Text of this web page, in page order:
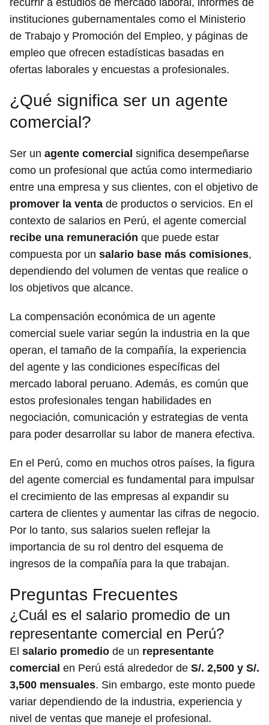
instituciones gubernamentales como el Ministerio
de Trabajo y Promoción del Empleo, y páginas de
empleo que ofrecen estadísticas basadas en
ofertas laborales y encuestas a profesionales.
¿Qué significa ser un agente
comercial?
Ser un agente comercial significa desempeñarse
como un profesional que actúa como intermediario
entre una empresa y sus clientes, con el objetivo de
promover la venta de productos o servicios. En el
contexto de salarios en Perú, el agente comercial
recibe una remuneración que puede estar
compuesta por un salario base más comisiones,
dependiendo del volumen de ventas que realice o
los objetivos que alcance.
La compensación económica de un agente
comercial suele variar según la industria en la que
operan, el tamaño de la compañía, la experiencia
del agente y las condiciones específicas del
mercado laboral peruano. Además, es común que
estos profesionales tengan habilidades en
negociación, comunicación y estrategias de venta
para poder desarrollar su labor de manera efectiva.
En el Perú, como en muchos otros países, la figura
del agente comercial es fundamental para impulsar
el crecimiento de las empresas al expandir su
cartera de clientes y aumentar las cifras de negocio.
Por lo tanto, sus salarios suelen reflejar la
importancia de su rol dentro del esquema de
ingresos de la compañía para la que trabajan.
Preguntas Frecuentes
¿Cuál es el salario promedio de un
representante comercial en Perú?
El salario promedio de un representante
comercial en Perú está alrededor de S/. 2,500 y S/.
3,500 mensuales. Sin embargo, este monto puede
variar dependiendo de la industria, experiencia y
nivel de ventas que maneje el profesional.